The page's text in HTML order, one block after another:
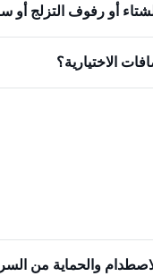
أو رفوف التزلج أو
الاختيارية؟
والحماية من